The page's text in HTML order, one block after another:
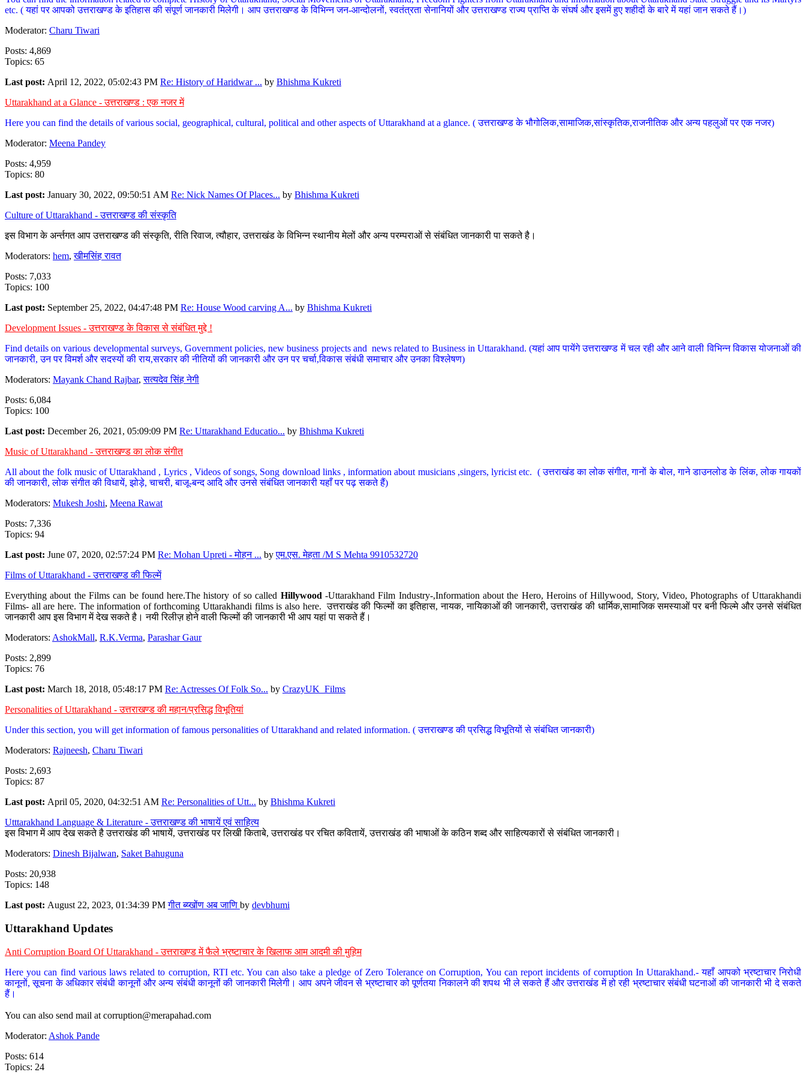
etc. ( यहां पर आपको उत्तराखण्ड के इतिहास की संपूर्ण जानकारी मिलेगी। आप उत्तराखण्ड के विभिन्न जन-आन्दोलनों, स्वतंत्रता सेनानियों और उत्तराखण्ड राज्य प्राप्ति के संघर्ष और इसमें हुए शहीदों के बारे में यहां जान सकते हैं।)
Moderator: Charu Tiwari
Posts: 4,869
Topics: 65
Last post: April 12, 2022, 05:02:43 PM Re: History of Haridwar ... by Bhishma Kukreti
Uttarakhand at a Glance - उत्तराखण्ड : एक नजर में
Here you can find the details of various social, geographical, cultural, political and other aspects of Uttarakhand at a glance. ( उत्तराखण्ड के भौगोलिक,सामाजिक,सांस्कृतिक,राजनीतिक और अन्य पहलुओं पर एक नजर)
Moderator: Meena Pandey
Posts: 4,959
Topics: 80
Last post: January 30, 2022, 09:50:51 AM Re: Nick Names Of Places... by Bhishma Kukreti
Culture of Uttarakhand - उत्तराखण्ड की संस्कृति
इस विभाग के अर्न्तगत आप उत्तराखण्ड की संस्कृति, रीति रिवाज, त्यौहार, उत्तराखंड के विभिन्न स्थानीय मेलों और अन्य परम्पराओं से संबंधित जानकारी पा सकते है।
Moderators: hem,खीमसिंह रावत
Posts: 7,033
Topics: 100
Last post: September 25, 2022, 04:47:48 PM Re: House Wood carving A... by Bhishma Kukreti
Development Issues - उत्तराखण्ड के विकास से संबंधित मुद्दे !
Find details on various developmental surveys, Government policies, new business projects and news related to Business in Uttarakhand. (यहां आप पायेंगे उत्तराखण्ड में चल रही और आने वाली विभिन्न विकास योजनाओं की
जानकारी, उन पर विमर्श और सदस्यों की राय,सरकार की नीतियों की जानकारी और उन पर चर्चा,विकास संबंधी समाचार और उनका विश्लेषण)
Moderators: Mayank Chand Rajbar,सत्यदेव सिंह नेगी
Posts: 6,084
Topics: 100
Last post: December 26, 2021, 05:09:09 PM Re: Uttarakhand Educatio... by Bhishma Kukreti
Music of Uttarakhand - उत्तराखण्ड का लोक संगीत
All about the folk music of Uttarakhand , Lyrics , Videos of songs, Song download links , information about musicians ,singers, lyricist etc. ( उत्तराखंड का लोक संगीत, गानों के बोल, गाने डाउनलोड के लिंक, लोक गायकों
की जानकारी, लोक संगीत की विधायें, झोड़े, चाचरी, बाजू-बन्द आदि और उनसे संबंधित जानकारी यहाँ पर पढ़ सकते हैं)
Moderators: Mukesh Joshi, Meena Rawat
Posts: 7,336
Topics: 94
Last post: June 07, 2020, 02:57:24 PM Re: Mohan Upreti - मोहन ... byएम.एस. मेहता /M S Mehta 9910532720
Films of Uttarakhand - उत्तराखण्ड की फिल्में
Everything about the Films can be found here.The history of so called Hillywood-Uttarakhand Film Industry-,Information about the Hero, Heroins of Hillywood, Story, Video, Photographs of Uttarakhandi
Films- all are here. The information of forthcoming Uttarakhandi films is also here. उत्तराखंड की फिल्मों का इतिहास, नायक, नायिकाओं की जानकारी, उत्तराखंड की धार्मिक,सामाजिक समस्याओं पर बनी फिल्मे और उनसे संबंधित
जानकारी आप इस विभाग में देख सकते है। नयी रिलीज़ होने वाली फिल्मों की जानकारी भी आप यहां पा सकते हैं।
Moderators: AshokMall, R.K.Verma, Parashar Gaur
Posts: 2,899
Topics: 76
Last post: March 18, 2018, 05:48:17 PM Re: Actresses Of Folk So... by CrazyUK_Films
Personalities of Uttarakhand - उत्तराखण्ड की महान/प्रसिद्ध विभूतियां
Under this section, you will get information of famous personalities of Uttarakhand and related information. ( उत्तराखण्ड की प्रसिद्ध विभूतियों से संबंधित जानकारी)
Moderators: Rajneesh, Charu Tiwari
Posts: 2,693
Topics: 87
Last post: April 05, 2020, 04:32:51 AM Re: Personalities of Utt... by Bhishma Kukreti
Utttarakhand Language & Literature - उत्तराखण्ड की भाषायें एवं साहित्य
इस विभाग में आप देख सकते है उत्तराखंड की भाषायें, उत्तराखंड पर लिखी किताबे, उत्तराखंड पर रचित कवितायें, उत्तराखंड की भाषाओं के कठिन शब्द और साहित्यकारों से संबंधित जानकारी।
Moderators: Dinesh Bijalwan, Saket Bahuguna
Posts: 20,938
Topics: 148
Last post: August 22, 2023, 01:34:39 PMगीत ब्य्खोंण अब जाणि by devbhumi
Uttarakhand Updates
Anti Corruption Board Of Uttarakhand - उत्तराखण्ड में फैले भ्रष्टाचार के खिलाफ आम आदमी की मुहिम
Here you can find various laws related to corruption, RTI etc. You can also take a pledge of Zero Tolerance on Corruption, You can report incidents of corruption In Uttarakhand.- यहाँ आपको भ्रष्टाचार निरोधी
कानूनों, सूचना के अधिकार संबंधी कानूनों और अन्य संबंधी कानूनों की जानकारी मिलेगी। आप अपने जीवन से भ्रष्टाचार को पूर्णतया निकालने की शपथ भी ले सकते हैं और उत्तराखंड में हो रही भ्रष्टाचार संबंधी घटनाओं की जानकारी भी दे सकते
हैं।
You can also send mail at corruption@merapahad.com
Moderator: Ashok Pande
Posts: 614
Topics: 24